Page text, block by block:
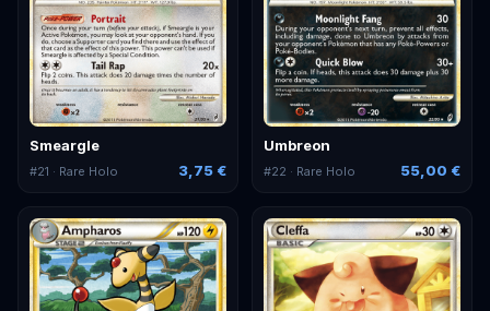
Smeargle
#21 · Rare Holo 3,75 €
Umbreon
#22 · Rare Holo 55,00 €